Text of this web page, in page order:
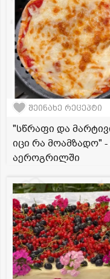
შეინახე რეცეპტი
"სწრაფი და
იცი რა მოამზადო" -
აეროგრილში